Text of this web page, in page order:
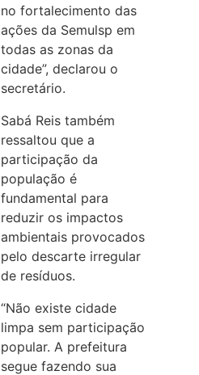
no fortalecimento das
ações da Semulsp em
todas as zonas da
cidade”, declarou o
secretário.
Sabá Reis também
ressaltou que a
participação da
população é
fundamental para
reduzir os impactos
ambientais provocados
pelo descarte irregular
de resíduos.
“Não existe cidade
limpa sem participação
popular. A prefeitura
segue fazendo sua